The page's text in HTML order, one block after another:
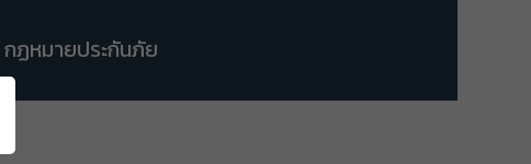
กฏหมายประกันภัย